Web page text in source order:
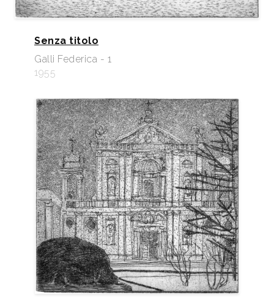
Senza titolo
Galli Federica - 1
1955